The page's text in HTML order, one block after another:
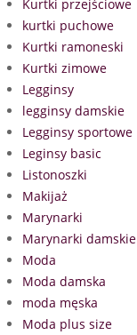
Kurtki przejściowe
kurtki puchowe
Kurtki ramoneski
Kurtki zimowe
Legginsy
legginsy damskie
Legginsy sportowe
Leginsy basic
Listonoszki
Makijaż
Marynarki
Marynarki damskie
Moda
Moda damska
moda męska
Moda plus size